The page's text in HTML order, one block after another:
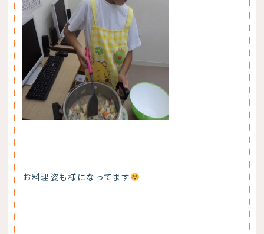
お料理姿も様になってます